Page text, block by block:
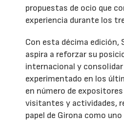
propuestas de ocio que
experiencia durante los
Con esta décima edición,
aspira a reforzar su
internacional y
experimentado en los
en número de
visitantes y actividades,
papel de Girona como